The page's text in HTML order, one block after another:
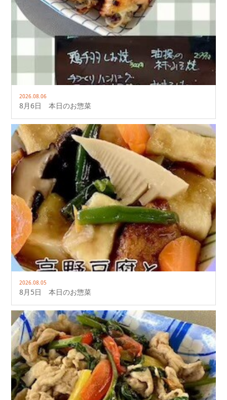
2026.08.06
8月6日 本日のお惣菜
2026.08.05
8月5日 本日のお惣菜